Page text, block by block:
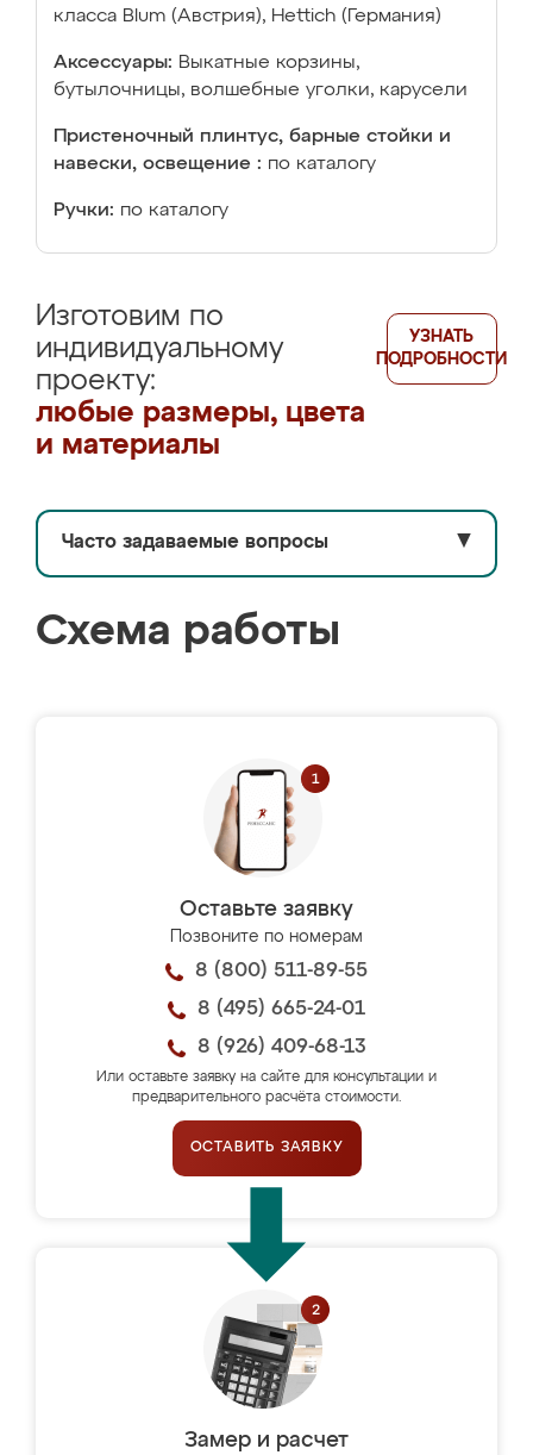
класса Blum (Австрия), Hettich (Германия)
Аксессуары: Выкатные корзины,
бутылочницы, волшебные уголки, карусели
Пристеночный плинтус, барные стойки и
навески, освещение : по каталогу
Ручки: по каталогу
Изготовим по
индивидуальному
проекту:
любые размеры, цвета
и материалы
УЗНАТЬ
ПОДРОБНОСТИ
Часто задаваемые вопросы ▼
Схема работы
Оставьте заявку
Позвоните по номерам
8 (800) 511-89-55
8 (495) 665-24-01
8 (926) 409-68-13
Или оставьте заявку на сайте для консультации и
предварительного расчёта стоимости.
ОСТАВИТЬ ЗАЯВКУ
Замер и расчет